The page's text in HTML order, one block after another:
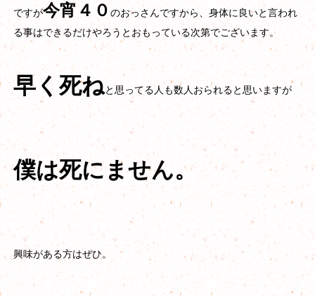
ですが今宵４０のおっさんですから、身体に良いと言われ
る事はできるだけやろうとおもっている次第でございます。
早く死ねと思ってる人も数人おられると思いますが
僕は死にません。
興味がある方はぜひ。